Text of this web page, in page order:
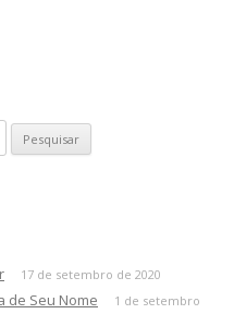
17 de setembro de 2020
de Seu Nome
1 de setembro